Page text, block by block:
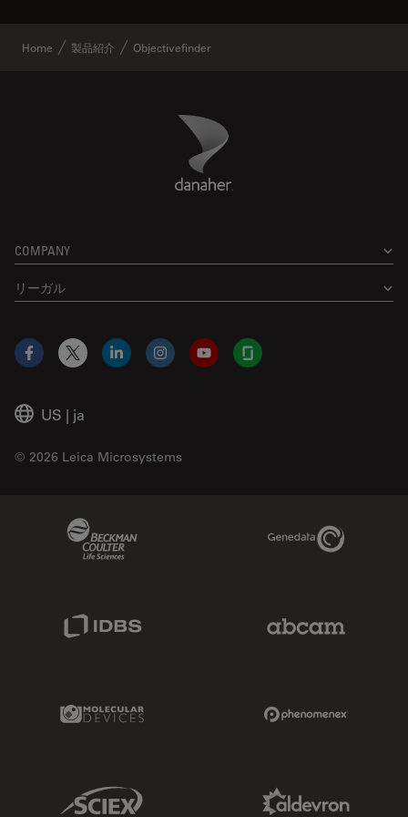
Home 製品紹介 Objectivefinder
Danaher Logo
COMPANY
リーガル
US | ja
© 2026 Leica Microsystems
Facebook
X LinkedInInstagramYouTubeGlassdoor
Genedata Link
Molecular Devices Link
Sciex Link